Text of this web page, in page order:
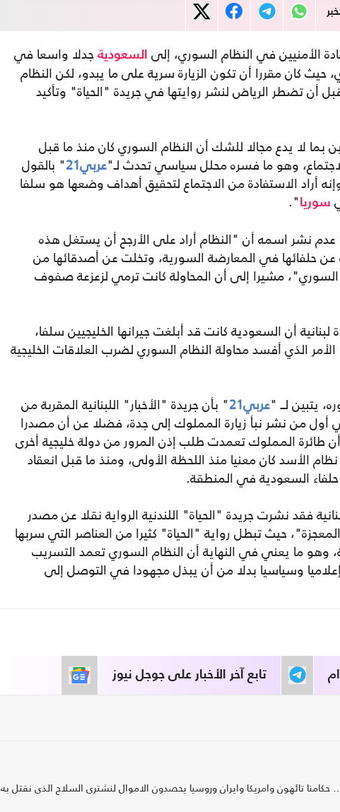
الأمنيين في النظام السوري، إلى السعودية جدلا واسعا في
كان مقررا أن تكون الزيارة سرية على ما يبدو، لكن النظام
أن تضطر الرياض لنشر روايتها في جريدة "الحياة" وتأكيد
بما لا يدع مجالا للشك أن النظام السوري كان منذ ما قبل
وهو ما فسره محلل سياسي تحدث لـ"عربي21
" بالقول
أراد الاستفادة من الاجتماع لتحقيق أهداف وضعها هو سلفا
سوريا".
نشر اسمه أن "النظام أراد على الأرجح أن يستغل هذه
عن حلفائها في المعارضة السورية، وتخلت عن أصدقائها من
مشيرا إلى أن المحاولة كانت ترمي لزعزعة صفوف
أن السعودية كانت قد أبلغت جيرانها الخليجيين سلفا،
الذي أفسد محاولة النظام السوري لضرب العلاقات الخليجية
يتبين لــ "عربي21
" بأن جريدة "الأخبار" اللبنانية المقربة من
أول من نشر نبأ زيارة المملوك إلى جدة، فضلا عن أن مصدرا
أن طائرة المملوك تعمدت طلب إذن المرور من دولة خليجية أخرى
الأسد كان معنيا منذ اللحظة الأولى، ومنذ ما قبل انعقاد
السعودية في المنطقة.
فقد نشرت جريدة "الحياة" اللندنية الرواية نقلا عن مصدر
حيث تبطل رواية "الحياة" كثيرا من العناصر التي سربها
وهو ما يعني في النهاية أن النظام السوري تعمد التسريب
وسياسيا بدلا من أن يبذل مجهودا في التوصل إلى
تابع آخر الأخبار على جوجل نيوز
تائهون وامريكا وايران وروسيا يحصدون الاموال لنشترى السلاح الذى نقتل به